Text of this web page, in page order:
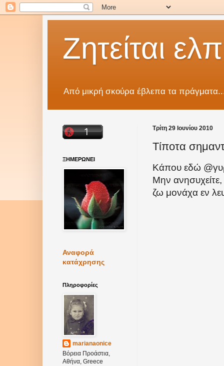
Ζητείται
Από μικρή σκούρα έβλεπα τα
Τρίτη 29 Ιουνίου 2010
Τίποτα
Κάπου εδώ
Μην ανησυχείτε,
ζω μονάχα εν
ΞΗΜΕΡΩΝΕΙ
Αναφορά
κατάχρησης
Πληροφορίες
marianaonice
Βόρεια Προάστια,
Αθήνα, Greece